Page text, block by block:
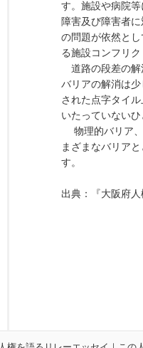
す。施設や病院
障害及び障害者
の問題が依然と
る施設コンフリ
道路の段差の解
バリアの解消は
された点字タイ
いたっていないひ
物理的バリア、
まざまなバリア
す。
出典：『大阪府